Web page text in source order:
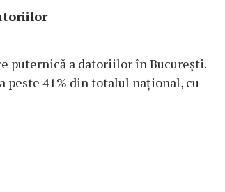
puternică a datoriilor în București.
peste 41% din totalul național, cu